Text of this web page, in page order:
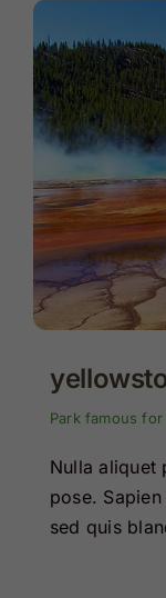
Park famous
Nulla aliquet
pose.
sed quis